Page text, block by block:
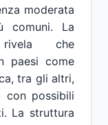
moderata
comuni. La
rivela che
paesi come
tra gli altri,
con possibili
La struttura